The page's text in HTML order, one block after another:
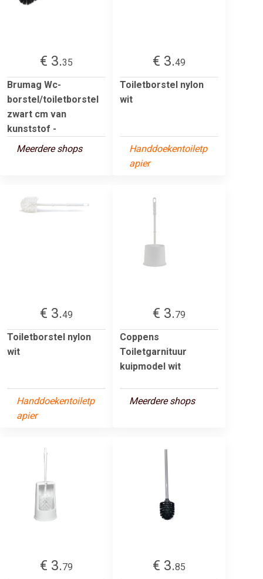
€ 3.35
Brumag Wc-
borstel/toiletborstel
zwart cm van
kunststof -
Meerdere shops
€ 3.49
Toiletborstel nylon
wit
Handdoekentoiletp
apier
€ 3.49
Toiletborstel nylon
wit
Handdoekentoiletp
apier
€ 3.79
Coppens
Toiletgarnituur
kuipmodel wit
Meerdere shops
€ 3.79
€ 3.85